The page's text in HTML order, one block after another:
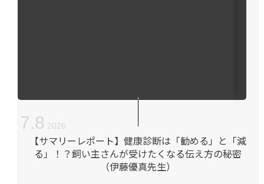
【サマリーレポート】健康診断は「勧める」と「減
る」！？飼い主さんが受けたくなる伝え方の秘密
（伊藤優真先生）
7.8 2026